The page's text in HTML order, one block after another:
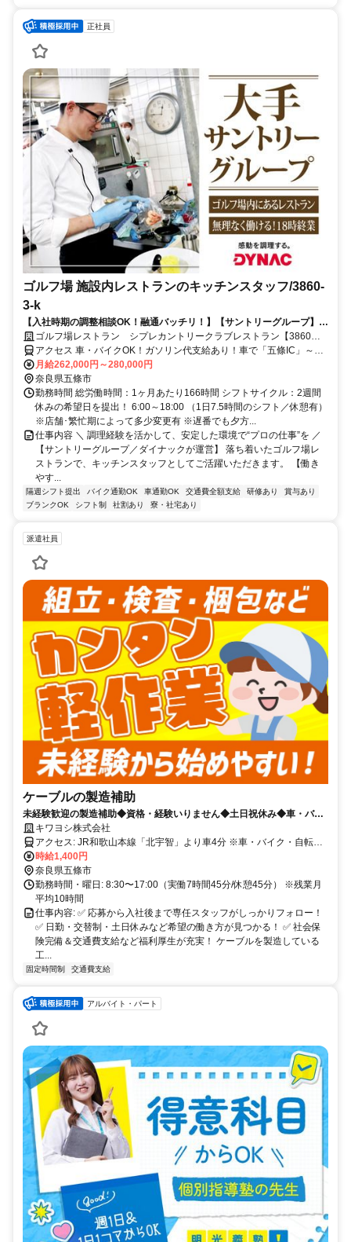
正社員
ゴルフ場 施設内レストランのキッチンスタッフ/3860-
3-k
【入社時期の調整相談OK！融通バッチリ！】【サントリーグループ】キ
ッチン経験を“仕事”に変える。料理に集中できる環境で安定したキャリ
アを築く◎
ゴルフ場レストラン シプレカントリークラブレストラン【3860】
【社】
アクセス 車・バイクOK！ガソリン代支給あり！車で「五條IC」～約
7分、「葛城IC」～約25分、「五條駅」～約15分
月給262,000円～280,000円
奈良県五條市
勤務時間 総労働時間：1ヶ月あたり166時間 シフトサイクル：2週間
休みの希望日を提出！ 6:00～18:00 （1日7.5時間のシフト／休憩有）
※店舗･繁忙期によって多少変更有 ※遅番でも夕方...
仕事内容 ＼ 調理経験を活かして、安定した環境で“プロの仕事”を ／
【サントリーグループ／ダイナックが運営】 落ち着いたゴルフ場レ
ストランで、キッチンスタッフとしてご活躍いただきます。 【働き
やす...
隔週シフト提出 バイク通勤OK 車通勤OK 交通費全額支給 研修あり
賞与あり
ブランクOK
シフト制 社割あり 寮・社宅あり
派遣社員
ケーブルの製造補助
未経験歓迎の製造補助◆資格・経験いりません◆土日祝休み◆車・バイ
ク通勤OK◆週払いOK
キワヨシ株式会社
アクセス: JR和歌山本線「北宇智」より車4分 ※車・バイク・自転車
通勤OK（無料駐車場完備）
時給1,400円
奈良県五條市
勤務時間・曜日: 8:30〜17:00（実働7時間45分/休憩45分） ※残業月
平均10時間
仕事内容: ✅ 応募から入社後まで専任スタッフがしっかりフォロー！
✅ 日勤・交替制・土日休みなど希望の働き方が見つかる！ ✅ 社会保
険完備＆交通費支給など福利厚生が充実！ ケーブルを製造している
工...
固定時間制 交通費支給
アルバイト・パート